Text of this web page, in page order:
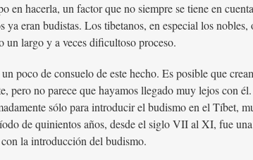
en hacerla, un factor que no siempre se tiene en
eran budistas. Los tibetanos, en especial los
un largo y a veces dificultoso proceso.
poco de consuelo de este hecho. Es posible que
pero no parece que hayamos llegado muy lejos con
sólo para introducir el budismo en el Tíbet,
de quinientos años, desde el siglo VII al XI, fue
la introducción del budismo.